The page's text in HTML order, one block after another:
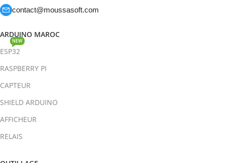
contact@moussasoft.com
ARDUINO MAROC
ESP32
NEW
RASPBERRY PI
CAPTEUR
SHIELD ARDUINO
AFFICHEUR
RELAIS